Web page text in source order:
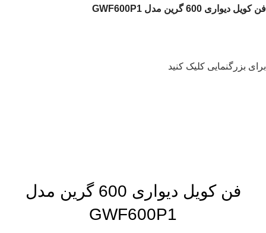
فن کویل دیواری 600 گرین مدل GWF600P1
برای بزرگنمایی کلیک کنید
فن کویل دیواری 600 گرین مدل
GWF600P1